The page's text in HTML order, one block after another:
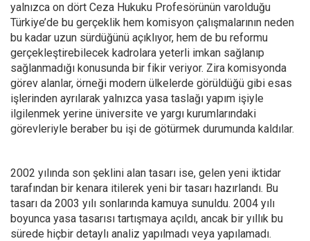
yalnızca on dört Ceza Hukuku Profesörünün varolduğu
Türkiye’de bu gerçeklik hem komisyon çalışmalarının neden
bu kadar uzun sürdüğünü açıklıyor, hem de bu reformu
gerçekleştirebilecek kadrolara yeterli imkan sağlanıp
sağlanmadığı konusunda bir fikir veriyor. Zira komisyonda
görev alanlar, örneği modern ülkelerde görüldüğü gibi esas
işlerinden ayrılarak yalnızca yasa taslağı yapım işiyle
ilgilenmek yerine üniversite ve yargı kurumlarındaki
görevleriyle beraber bu işi de götürmek durumunda kaldılar.
2002 yılında son şeklini alan tasarı ise, gelen yeni iktidar
tarafından bir kenara itilerek yeni bir tasarı hazırlandı. Bu
tasarı da 2003 yılı sonlarında kamuya sunuldu. 2004 yılı
boyunca yasa tasarısı tartışmaya açıldı, ancak bir yıllık bu
sürede hiçbir detaylı analiz yapılmadı veya yapılamadı.